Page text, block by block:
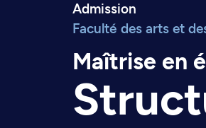
Admission
Faculté des arts et
Maîtrise en